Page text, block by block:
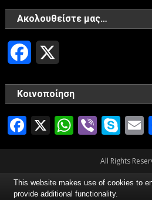
Ακολουθείστε μας…
Facebook
Κοινοποίηση
Facebook
X Viber
All Rights
This website makes use of cookies to
provide additional functionality.